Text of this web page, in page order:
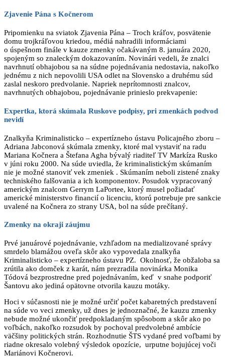
Zjavenie Pána s Kočnerom
Pripomienku na sviatok Zjavenia Pána – Troch kráľov, posvätenie
domu trojkráľovou kriedou, médiá nahradili informáciami
o úspešnom finále v kauze zmenky očakávaným 8. januára 2020,
spojeným so znaleckým dokazovaním. Novinári vedeli, že znalci
navrhnutí obhajobou sa na súdne pojednávania nedostavia, nakoľko
jednému z nich nepovolili USA odlet na Slovensko a druhému súd
zaslal neskoro predvolanie. Napriek neprítomnosti znalcov,
navrhnutých obhajobou, pojednávanie prinieslo prekvapenie:
Expertka, ktorá skúmala Ruskove podpisy, pri zmenkách podvod
nevidí
Znalkyňa Kriminalisticko – expertízneho ústavu Policajného zboru –
Adriana Jabconová skúmala zmenky, ktoré mal vystaviť na radu
Mariana Kočnera a Štefana Agha bývalý riaditeľ TV Markíza Rusko
v júni roku 2000. Na súde uviedla, že kriminalistickým skúmaním
nie je možné stanoviť vek zmeniek . Skúmaním neboli zistené znaky
techniského falšovania a ich komponentov. Posudok vypracovaný
americkým znalcom Gerrym LaPortee, ktorý musel požiadať
americké ministerstvo financií o licenciu, ktorú potrebuje pre sankcie
uvalené na Kočnera zo strany USA, bol na súde prečítaný.
Zmenky na okraji záujmu
Prvé januárové pojednávanie, vzhľadom na medializované správy
smrdelo blamážou oveľa skôr ako vypovedala znalkyňa
Kriminalisticko – expertízneho ústavu PZ. Okolnosť, že obžaloba sa
zrútila ako domček z karát, nám prezradila novinárka Monika
Tódová bezprostredne pred pojednávaním, keď v snahe podporiť
Šantovu ako jediná opätovne otvorila kauzu motáky.
Hoci v súčasnosti nie je možné určiť počet kabaretných predstavení
na súde vo veci zmenky, už dnes je jednoznačné, že kauzu zmenky
nebude možné ukončiť predpokladaným spôsobom a skôr ako po
voľbách, nakoľko rozsudok by pochoval predvolebné ambície
väčšiny politických strán. Rozhodnutie ŠTS vydané pred voľbami by
riadne okresalo volebný výsledok opozície, urputne bojujúcej voči
Mariánovi Kočnerovi.